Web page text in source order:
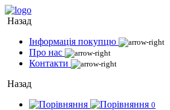
Назад
Інформація покупцю
Про нас
Контакти
Назад
0